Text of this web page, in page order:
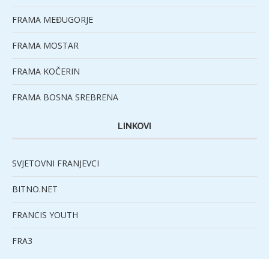
FRAMA MEĐUGORJE
FRAMA MOSTAR
FRAMA KOČERIN
FRAMA BOSNA SREBRENA
LINKOVI
SVJETOVNI FRANJEVCI
BITNO.NET
FRANCIS YOUTH
FRA3